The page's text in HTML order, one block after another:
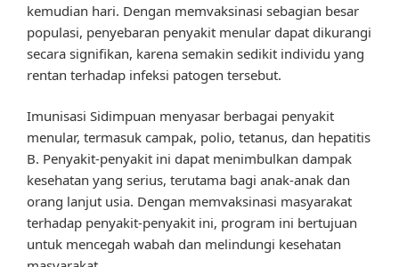
kemudian hari. Dengan memvaksinasi sebagian besar
populasi, penyebaran penyakit menular dapat dikurangi
secara signifikan, karena semakin sedikit individu yang
rentan terhadap infeksi patogen tersebut.
Imunisasi Sidimpuan menyasar berbagai penyakit
menular, termasuk campak, polio, tetanus, dan hepatitis
B. Penyakit-penyakit ini dapat menimbulkan dampak
kesehatan yang serius, terutama bagi anak-anak dan
orang lanjut usia. Dengan memvaksinasi masyarakat
terhadap penyakit-penyakit ini, program ini bertujuan
untuk mencegah wabah dan melindungi kesehatan